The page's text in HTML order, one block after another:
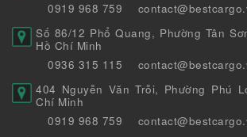
0919 968 759
Số 86/12 Phổ Quang, Phường Tân
Hồ Chí Minh
0936 315 115
404 Nguyễn Văn Trỗi, Phường Phú
Chí Minh
0919 968 759